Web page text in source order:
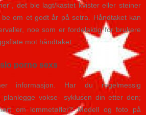
det ble lagt/kastet kvister eller steiner
om et godt år på setra. Håndtaket kan
noe som er fordelaktig for brukere
mot håndtaket.
porno sexs
informasjon. Har du regelmessig
planlegge vokse- syklusen din etter den;
om lommetøfler? Modell og foto på